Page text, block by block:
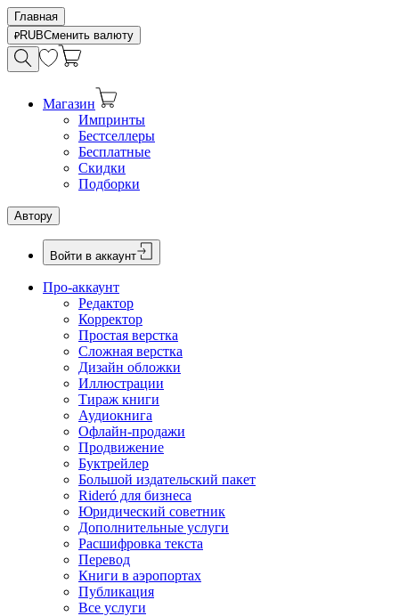
Главная
RUBСменить валюту
Магазин
Импринты
Бестселлеры
Бесплатные
Скидки
Подборки
Автору
Войти в аккаунт
Про-аккаунт
Редактор
Корректор
Простая верстка
Сложная верстка
Дизайн обложки
Иллюстрации
Тираж книги
Аудиокнига
Офлайн-продажи
Продвижение
Буктрейлер
Большой издательский пакет
Rideró для бизнеса
Юридический советник
Дополнительные услуги
Расшифровка текста
Перевод
Книги в аэропортах
Публикация
Все услуги